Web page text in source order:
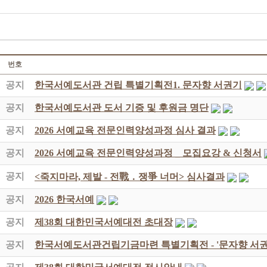
번호
공지 한국서예도서관 건립 특별기획전1. 문자향 서권기
공지 한국서예도서관 도서 기증 및 후원금 명단
공지 2026 서예교육 전문인력양성과정 심사 결과
공지 2026 서예교육 전문인력양성과정 _ 모집요강 & 신청서
공지 <죽지마라, 제발 - 전戰 ․ 쟁爭 너머> 심사결과
공지 2026 한국서예
공지 제38회 대한민국서예대전 초대장
공지 한국서예도서관건립기금마련 특별기획전 - '문자향 서